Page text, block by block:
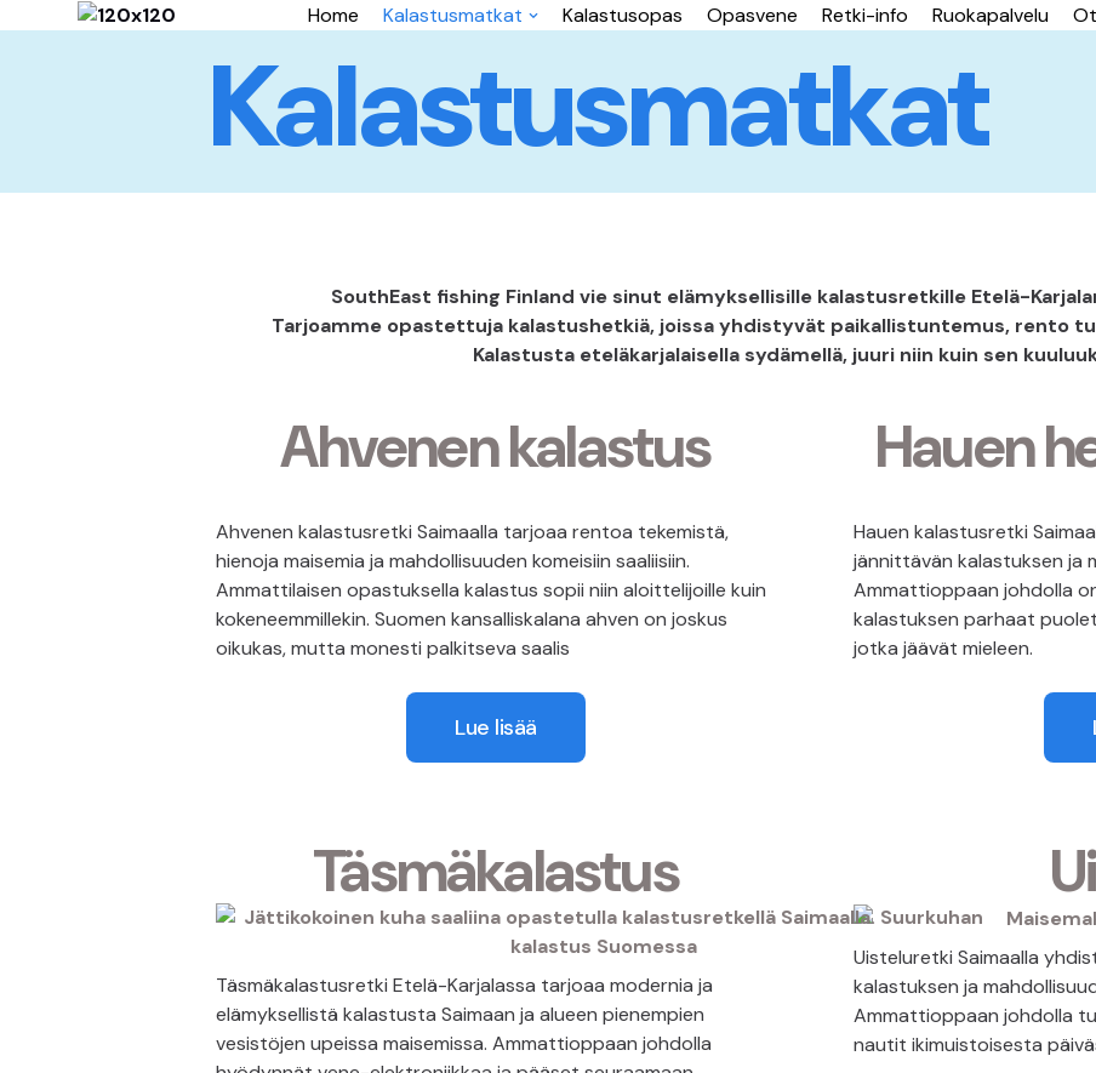
Home Kalastusmatkat Kalastusopas Opasvene Retki-info Ruokapalvelu
Kalastusmatkat
SouthEast fishing Finland vie sinut elämyksellisille kalastusretkille Etelä-
Tarjoamme opastettuja kalastushetkiä, joissa yhdistyvät paikallistuntemus, rento
Kalastusta eteläkarjalaisella sydämellä, juuri niin kuin sen
Hauen
Hauen kalastusretki
jännittävän kalastuksen ja
Ammattioppaan johdolla
kalastuksen parhaat
jotka jäävät mieleen.
Ahvenen kalastus
Ahvenen kalastusretki Saimaalla tarjoaa rentoa tekemistä,
hienoja maisemia ja mahdollisuuden komeisiin saaliisiin.
Ammattilaisen opastuksella kalastus sopii niin aloittelijoille kuin
kokeneemmillekin. Suomen kansalliskalana ahven on joskus
oikukas, mutta monesti palkitseva saalis
Lue lisää
Uisteluretki Saimaalla
kalastuksen ja
Ammattioppaan johdolla
nautit ikimuistoisesta
Täsmäkalastus
Täsmäkalastusretki Etelä-Karjalassa tarjoaa modernia ja
elämyksellistä kalastusta Saimaan ja alueen pienempien
vesistöjen upeissa maisemissa. Ammattioppaan johdolla